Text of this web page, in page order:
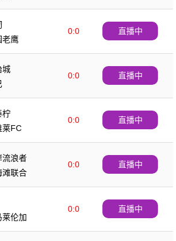
0:0
老鹰
直播中
城
0:0
直播中
柠
0:0
莱FC
直播中
流浪者
0:0
滩联合
直播中
0:0
莱伦加
直播中